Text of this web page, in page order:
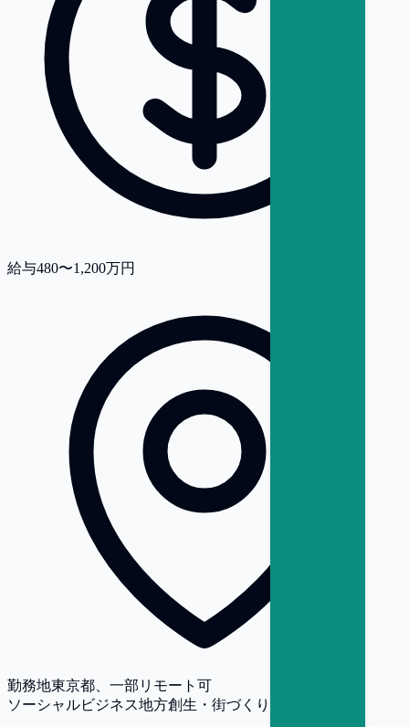
給与480〜1,200万円
勤務地東京都、一部リモート可
ソーシャルビジネス地方創生・街づくり